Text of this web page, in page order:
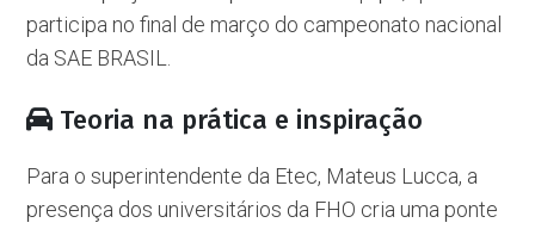
participa no final de março do campeonato nacional
da SAE BRASIL.
Teoria na prática e inspiração
Para o superintendente da Etec, Mateus Lucca, a
presença dos universitários da FHO cria uma ponte